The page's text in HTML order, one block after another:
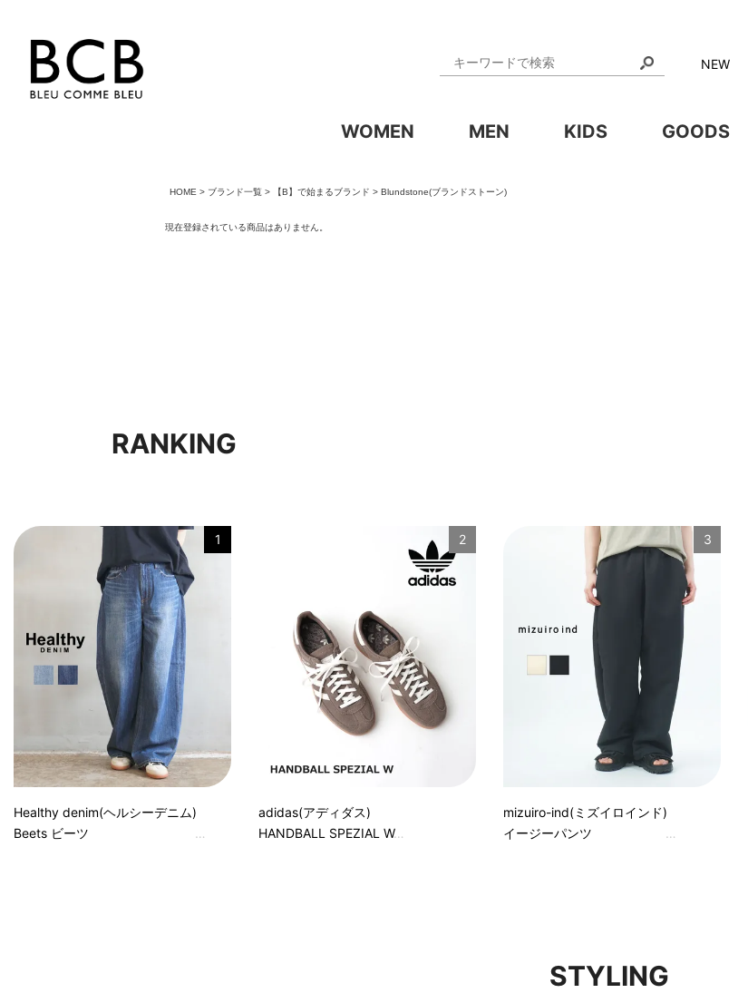
NEW
WOMEN MEN KIDS GOODS
HOME ブランド一覧 【B】で始まるブランド Blundstone(ブランドストーン)
現在登録されている商品はありません。
RANKING
1
Healthy denim(ヘルシーデニム)
Beets ビーツ
2
adidas(アディダス)
HANDBALL SPEZIAL W
3
mizuiro-ind(ミズイロインド)
イージーパンツ
STYLING